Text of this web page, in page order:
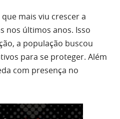
mais viu crescer a
nos últimos anos. Isso
a população buscou
para se proteger. Além
com presença no